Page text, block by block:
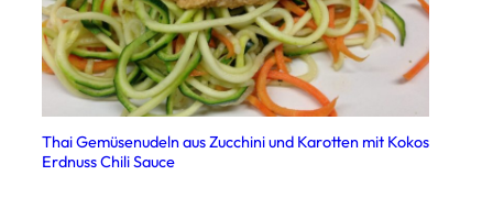
Thai Gemüsenudeln aus Zucchini und Karotten mit Kokos
Erdnuss Chili Sauce